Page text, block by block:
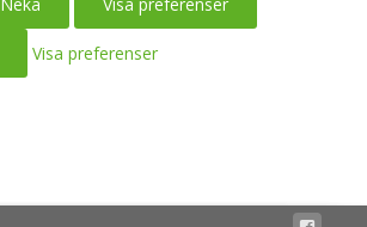
Visa preferenser